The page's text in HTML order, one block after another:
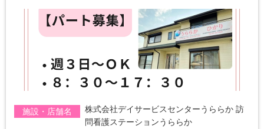
施設・店舗名
株式会社デイサービスセンターうららか 訪
問看護ステーションうららか